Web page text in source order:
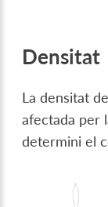
Densitat
La densitat
afectada per
determini el